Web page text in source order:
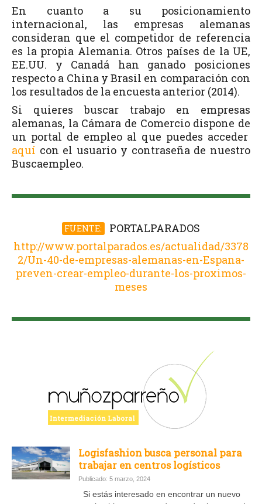
En cuanto a su posicionamiento
internacional, las empresas alemanas
consideran que el competidor de referencia
es la propia Alemania. Otros países de la UE,
EE.UU. y Canadá han ganado posiciones
respecto a China y Brasil en comparación con
los resultados de la encuesta anterior (2014).
Si quieres buscar trabajo en empresas
alemanas, la Cámara de Comercio dispone de
un portal de empleo al que puedes acceder
aquí con el usuario y contraseña de nuestro
Buscaempleo.
FUENTE:
PORTALPARADOS
http://www.portalparados.es/actualidad/3378
2/Un-40-de-empresas-alemanas-en-Espana-
preven-crear-empleo-durante-los-proximos-
meses
Logisfashion busca personal para
trabajar en centros logísticos
Publicado: 5 marzo, 2024
Si estás interesado en encontrar un nuevo